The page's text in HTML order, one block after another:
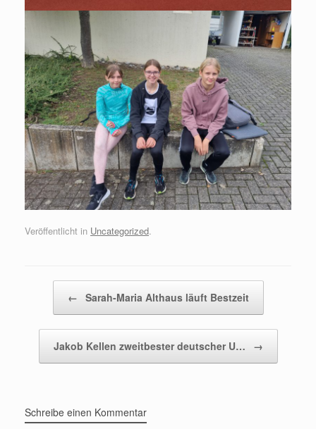
Veröffentlicht in Uncategorized.
← Sarah-Maria Althaus läuft Bestzeit
Jakob Kellen zweitbester deutscher U… →
Schreibe einen Kommentar